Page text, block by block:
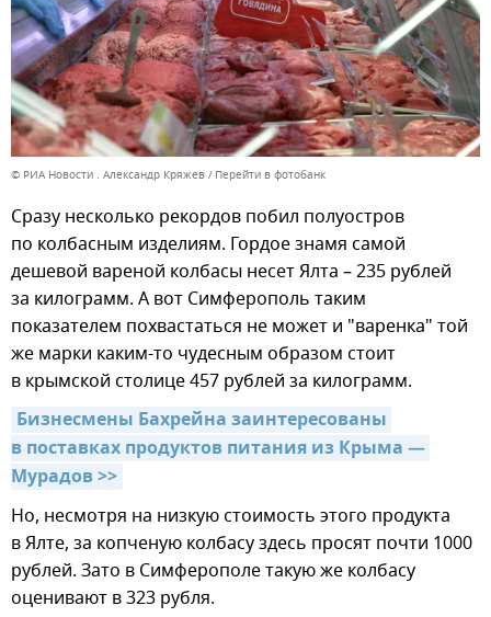
© РИА Новости . Александр Кряжев Перейти в фотобанк
Сразу несколько рекордов побил полуостров
по колбасным изделиям. Гордое знамя самой
дешевой вареной колбасы несет Ялта – 235 рублей
за килограмм. А вот Симферополь таким
показателем похвастаться не может и "варенка" той
же марки каким-то чудесным образом стоит
в крымской столице 457 рублей за килограмм.
Бизнесмены Бахрейна заинтересованы
в поставках продуктов питания из Крыма —
Мурадов >>
Но, несмотря на низкую стоимость этого продукта
в Ялте, за копченую колбасу здесь просят почти 1000
рублей. Зато в Симферополе такую же колбасу
оценивают в 323 рубля.